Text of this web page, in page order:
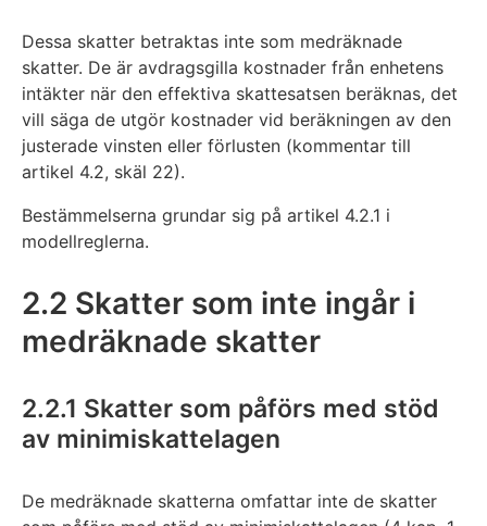
Dessa skatter betraktas inte som medräknade
skatter. De är avdragsgilla kostnader från enhetens
intäkter när den effektiva skattesatsen beräknas, det
vill säga de utgör kostnader vid beräkningen av den
justerade vinsten eller förlusten (kommentar till
artikel 4.2, skäl 22).
Bestämmelserna grundar sig på artikel 4.2.1 i
modellreglerna.
2.2 Skatter som inte ingår i
medräknade skatter
2.2.1 Skatter som påförs med stöd
av minimiskattelagen
De medräknade skatterna omfattar inte de skatter